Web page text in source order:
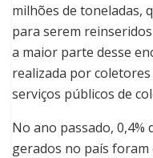
milhões de toneladas,
para serem
a maior parte desse
realizada por
serviços públicos de
No ano passado,
gerados no país